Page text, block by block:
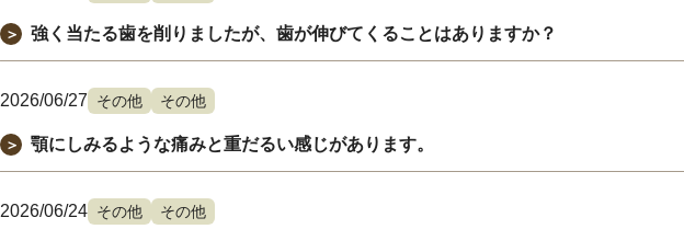
＞ 強く当たる歯を削りましたが、歯が伸びてくることはありますか？
2026/06/27 その他 その他
＞ 顎にしみるような痛みと重だるい感じがあります。
2026/06/24 その他 その他